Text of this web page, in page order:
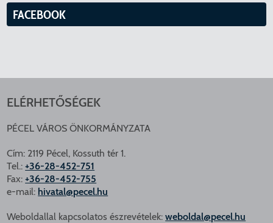
FACEBOOK
ELÉRHETŐSÉGEK
PÉCEL VÁROS ÖNKORMÁNYZATA
Cím: 2119 Pécel, Kossuth tér 1.
Tel.:+36-28-452-751
Fax:+36-28-452-755
e-mail: hivatal@pecel.hu
Weboldallal kapcsolatos észrevételek:weboldal@pecel.hu